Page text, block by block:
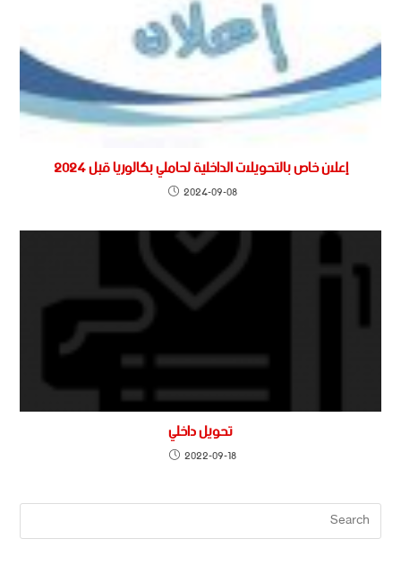
إعلان خاص بالتحويلات الداخلية لحاملي بكالوريا قبل 2024
2024-09-08
تحويل داخلي
2022-09-18